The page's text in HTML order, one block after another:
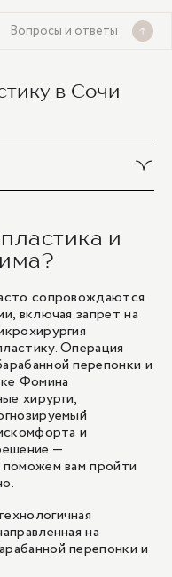
Вопросы и ответы
в Сочи
шунта)
барабанной
шунта)
и
сопровождаются
включая запрет на
Операция
перепонки и
Фомина
хирурги,
и
—
вам пройти
на
перепонки и